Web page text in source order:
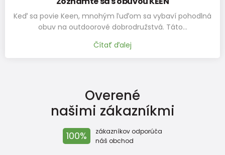
FUNNY chlapčenské ponožky - 3pack, Pidilidi, PD0140-02, chlapec
od 5,8 € s DPH
Skladem
ponožky chlapčenské - 3pack, Pidilidi, PD0129, Chlapec
Keď sa povie Keen, mnohým ľuďom sa vybaví pohodlná
obuv na outdoorové dobrodružstvá. Táto…
Čítať ďalej
Overené
našimi zákazníkmi
100%
zákazníkov odporúča
náš obchod